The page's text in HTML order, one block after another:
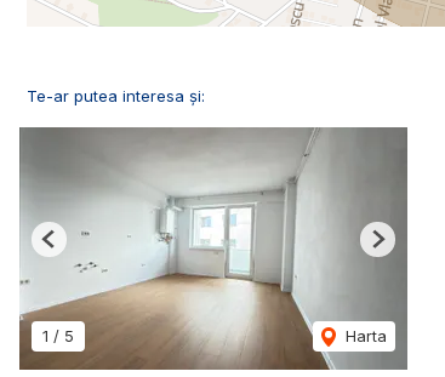
Te-ar putea interesa și:
1 / 5 Harta
Previous Next